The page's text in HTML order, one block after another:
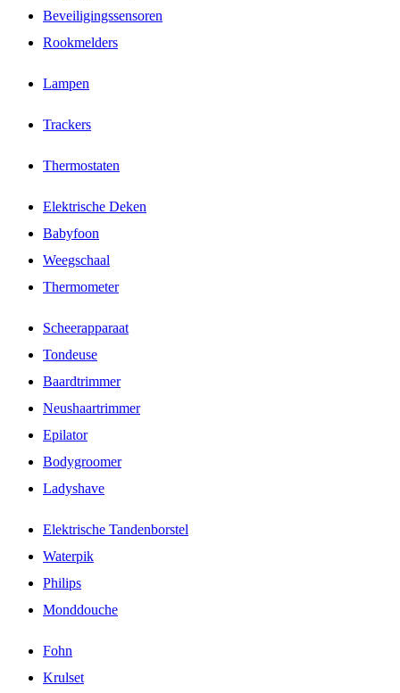
Beveiligingssensoren
Rookmelders
Lampen
Trackers
Thermostaten
Elektrische Deken
Babyfoon
Weegschaal
Thermometer
Scheerapparaat
Tondeuse
Baardtrimmer
Neushaartrimmer
Epilator
Bodygroomer
Ladyshave
Elektrische Tandenborstel
Waterpik
Philips
Monddouche
Fohn
Krulset